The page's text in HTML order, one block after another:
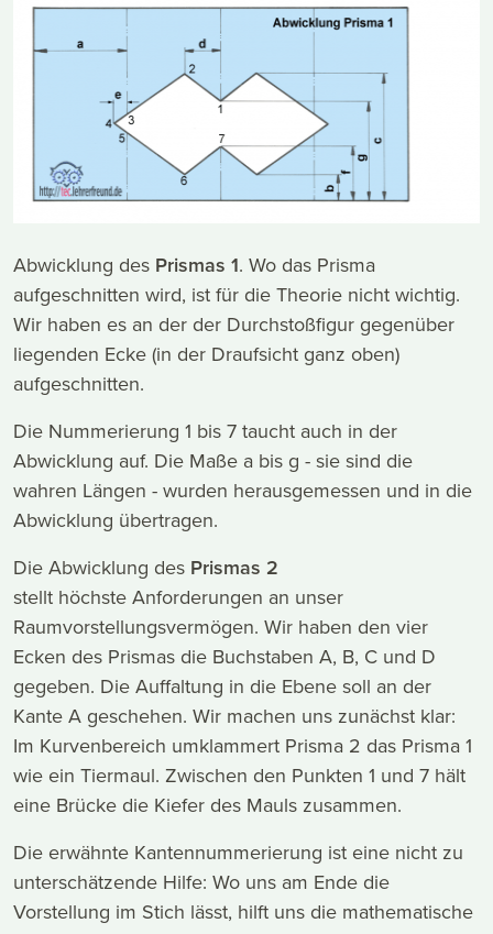
Abwicklung des Prismas 1. Wo das Prisma
aufgeschnitten wird, ist für die Theorie nicht wichtig.
Wir haben es an der der Durchstoßfigur gegenüber
liegenden Ecke (in der Draufsicht ganz oben)
aufgeschnitten.
Die Nummerierung 1 bis 7 taucht auch in der
Abwicklung auf. Die Maße a bis g - sie sind die
wahren Längen - wurden herausgemessen und in die
Abwicklung übertragen.
Die Abwicklung des Prismas 2
stellt höchste Anforderungen an unser
Raumvorstellungsvermögen. Wir haben den vier
Ecken des Prismas die Buchstaben A, B, C und D
gegeben. Die Auffaltung in die Ebene soll an der
Kante A geschehen. Wir machen uns zunächst klar:
Im Kurvenbereich umklammert Prisma 2 das Prisma 1
wie ein Tiermaul. Zwischen den Punkten 1 und 7 hält
eine Brücke die Kiefer des Mauls zusammen.
Die erwähnte Kantennummerierung ist eine nicht zu
unterschätzende Hilfe: Wo uns am Ende die
Vorstellung im Stich lässt, hilft uns die mathematische